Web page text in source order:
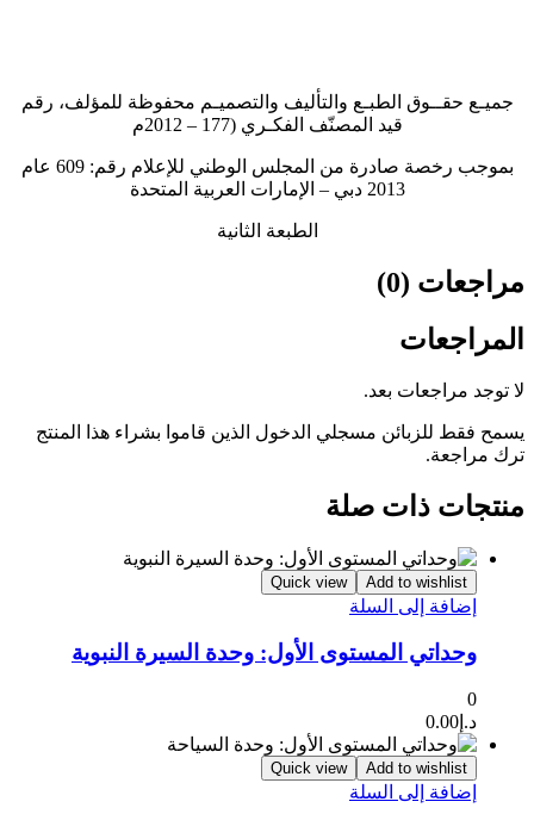
جميـع حقــوق الطبـع والتأليف والتصميـم محفوظة للمؤلف، رقم
قيد المصنّف الفكـري (177 – 2012م
بموجب رخصة صادرة من المجلس الوطني للإعلام رقم: 609 عام
2013 دبي – الإمارات العربية المتحدة
الطبعة الثانية
مراجعات (0)
المراجعات
لا توجد مراجعات بعد.
يسمح فقط للزبائن مسجلي الدخول الذين قاموا بشراء هذا المنتج
ترك مراجعة.
منتجات ذات صلة
Add to wishlist
Quick view
إضافة إلى السلة
وحداتي المستوى الأول: وحدة السيرة النبوية
0
د.إ 0.00
Add to wishlist
Quick view
إضافة إلى السلة